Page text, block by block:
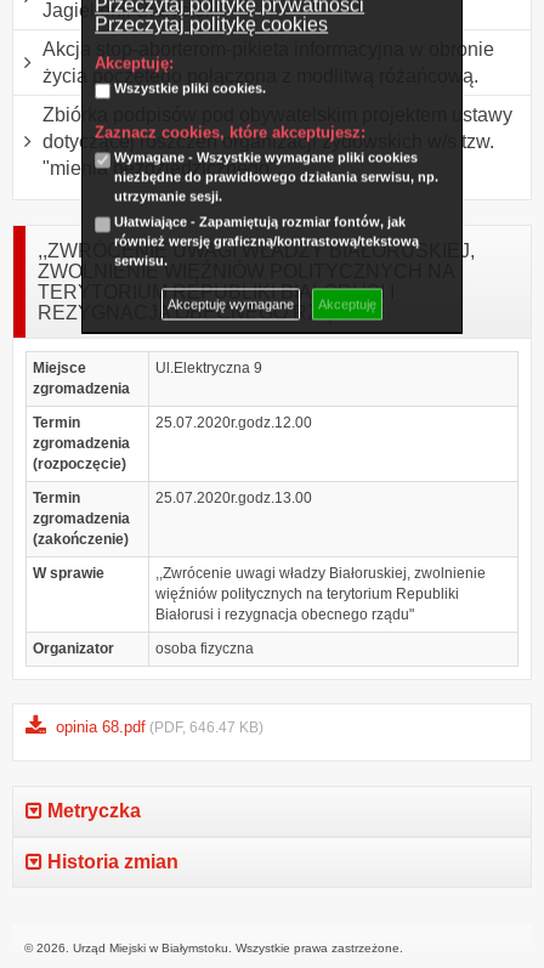
Przeczytaj politykę prywatności
Przeczytaj politykę cookies
Akceptuję:
Wszystkie pliki cookies.
Zaznacz cookies, które akceptujesz:
Wymagane - Wszystkie wymagane pliki cookies
niezbędne do prawidłowego działania serwisu, np.
utrzymanie sesji.
Ułatwiające - Zapamiętują rozmiar fontów, jak
również wersję graficzną/kontrastową/tekstową
serwisu.
Akceptuję wymagane Akceptuję
Jagiellonii Białystok
Akcja stop-aborterom-pikieta informacyjna w obronie
życia poczętego połączona z modlitwą różańcową.
Zbiórka podpisów pod obywatelskim projektem ustawy
dotyczącej roszczeń organizacji żydowskich w/s tzw.
"mienia bezdziedzicznego".
,,ZWRÓCENIE UWAGI WŁADZY BIAŁORUSKIEJ,
ZWOLNIENIE WIĘŹNIÓW POLITYCZNYCH NA
TERYTORIUM REPUBLIKI BIAŁORUSI I
REZYGNACJA OBECNEGO RZĄDU"
Miejsce
zgromadzenia
Ul.Elektryczna 9
Termin
zgromadzenia
(rozpoczęcie)
25.07.2020r.godz.12.00
Termin
zgromadzenia
(zakończenie)
25.07.2020r.godz.13.00
W sprawie
,,Zwrócenie uwagi władzy Białoruskiej, zwolnienie
więźniów politycznych na terytorium Republiki
Białorusi i rezygnacja obecnego rządu"
Organizator
osoba fizyczna
opinia 68.pdf (PDF, 646.47 KB)
Metryczka
Historia zmian
© 2026. Urząd Miejski w Białymstoku. Wszystkie prawa zastrzeżone.